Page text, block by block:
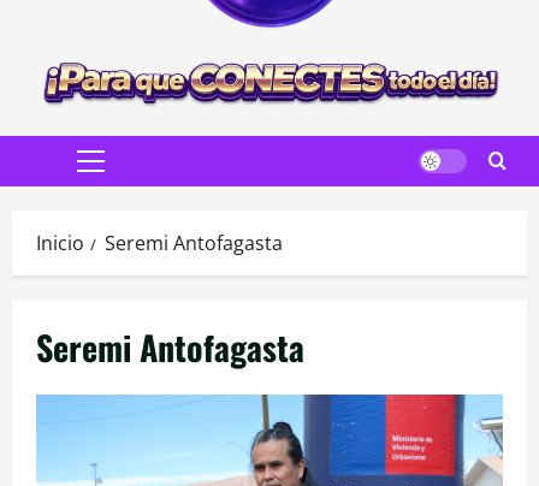
Menú
Inicio Seremi Antofagasta
Seremi Antofagasta